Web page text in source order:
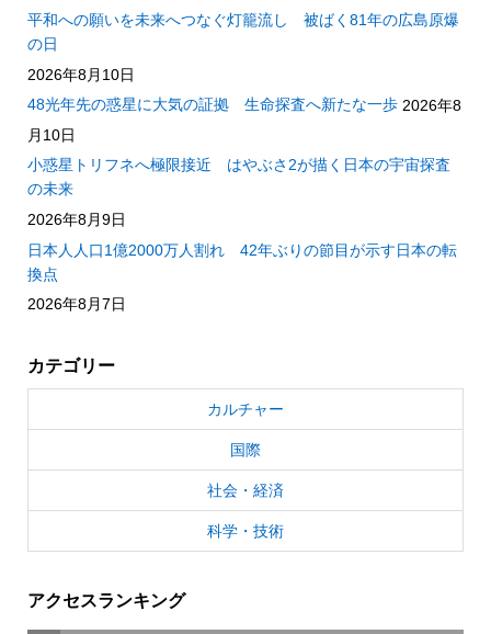
平和への願いを未来へつなぐ灯籠流し 被ばく81年の広島原爆
の日
2026年8月10日
48光年先の惑星に大気の証拠 生命探査へ新たな一歩 2026年8
月10日
小惑星トリフネへ極限接近 はやぶさ2が描く日本の宇宙探査
の未来
2026年8月9日
日本人人口1億2000万人割れ 42年ぶりの節目が示す日本の転
換点
2026年8月7日
カテゴリー
カルチャー
国際
社会・経済
科学・技術
アクセスランキング